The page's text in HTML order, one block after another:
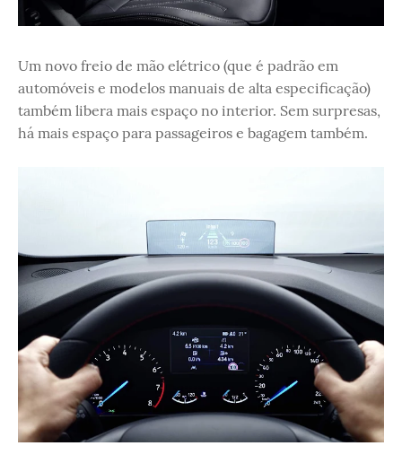
Um novo freio de mão elétrico (que é padrão em
automóveis e modelos manuais de alta especificação)
também libera mais espaço no interior. Sem surpresas,
há mais espaço para passageiros e bagagem também.